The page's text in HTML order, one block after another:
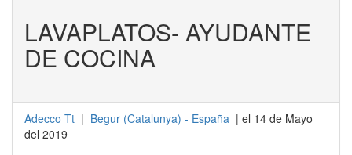
LAVAPLATOS- AYUDANTE
DE COCINA
Adecco Tt | Begur (Catalunya) - España | el 14 de Mayo
del 2019